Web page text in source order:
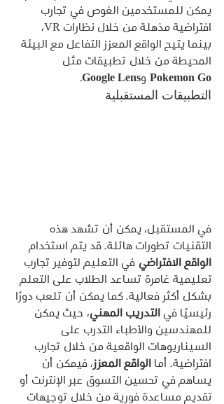
يمكن للمستخدمين الغوص في تجارب
افتراضية مذهلة من خلال نظارات VR،
بينما يتيح الواقع المعزز التفاعل مع البيئة
المحيطة من خلال تطبيقات مثل
Pokemon Go وGoogle Lens
.
التطبيقات المستقبلية
في المستقبل، يمكن أن تشهد هذه
التقنيات تطورات هائلة. قد يتم استخدام
الواقع الافتراضي في التعليم لتوفير تجارب
تعليمية غامرة تساعد الطلاب على التعلم
بشكل أكثر فعالية. كما يمكن أن تلعب دورًا
رئيسيًا في التدريب المهني، حيث يمكن
للمهندسين والأطباء التدرب على
السيناريوهات الواقعية من خلال تجارب
افتراضية. أما الواقع المعزز، فيمكن أن
يساهم في تحسين التسوق عبر الإنترنت أو
تقديم مساعدة فورية من خلال توجيهات